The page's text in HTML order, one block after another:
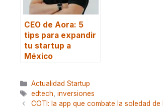
CEO de Aora: 5
tips para expandir
tu startup a
México
Categorías
Actualidad Startup
Etiquetas
edtech inversiones
COTI: la app que combate la soledad